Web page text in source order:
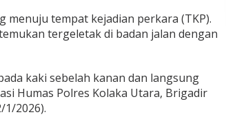
menuju tempat kejadian perkara (TKP).
tergeletak di badan jalan dengan
kaki sebelah kanan dan langsung
Humas Polres Kolaka Utara, Brigadir
1/2026).